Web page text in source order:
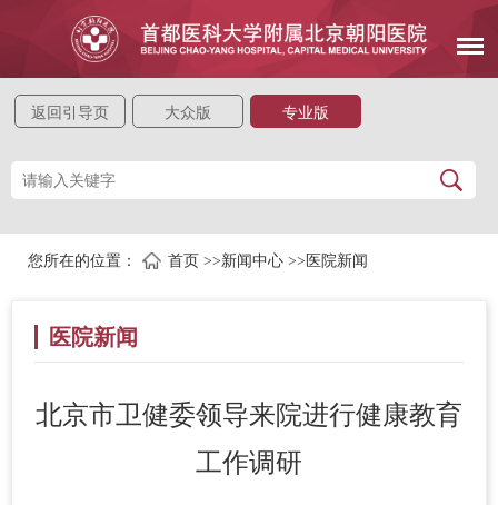
返回引导页 大众版 专业版
您所在的位置： 首页 >>新闻中心 >> 医院新闻
医院新闻
北京市卫健委领导来院进行健康教育
工作调研